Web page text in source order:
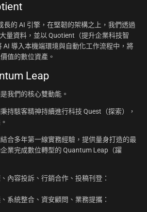
長的 AI 引擎，在堅韌的架構之上，我們透過
量資料，並以 Quotient（提升企業科技智
AI 導入本機端環境與自動化工作流程中，將
值的數位資產。
Leap
我們的核心雙動能。
持駭客精神持續進行科技 Quest（探索），
合多年第一線實務經驗，提供量身打造的最
業完成數位轉型的 Quantum Leap（躍
內容投訴、行銷合作、投稿刊登：
系統整合、資安顧問、業務提攜：